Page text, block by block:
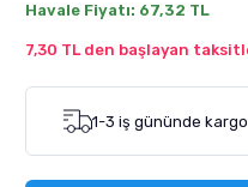
Havale Fiyatı: 67,32 TL
7,30 TL den başlayan
1-3 iş gününde